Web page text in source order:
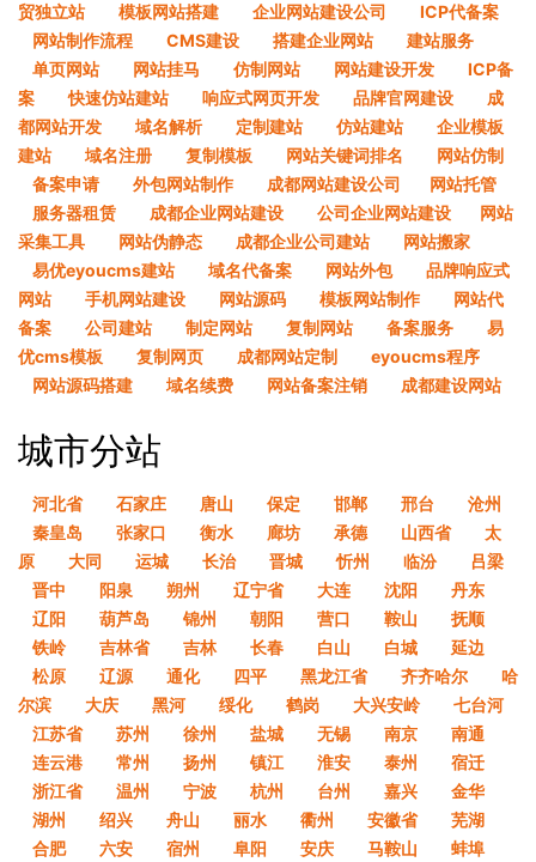
贸独立站
模板网站搭建 企业网站建设公司
ICP代备案
网站制作流程
CMS建设 搭建企业网站
建站服务
单页网站
网站挂马 仿制网站 网站建设开发
ICP备
案
快速仿站建站 响应式网页开发 品牌官网建设
成
都网站开发
域名解析 定制建站 仿站建站
企业模板
建站
域名注册 复制模板 网站关键词排名
网站仿制
备案申请
外包网站制作 成都网站建设公司​
网站托管
服务器租赁
成都企业网站建设 公司企业网站建设​
网站
采集工具
网站伪静态 成都企业公司建站
网站搬家
易优eyoucms建站
域名代备案 网站外包
品牌响应式
网站
手机网站建设 网站源码 模板网站制作
网站代
备案
公司建站 制定网站 复制网站 备案服务
易
优cms模板
复制网页 成都网站定制
eyoucms程序
网站源码搭建
域名续费 网站备案注销 成都建设网站
城市分站
河北省 石家庄 唐山 保定 邯郸 邢台
沧州
秦皇岛
张家口 衡水 廊坊 承德 山西省
太
原
大同 运城 长治 晋城 忻州 临汾
吕梁
晋中
阳泉 朔州 辽宁省 大连 沈阳
丹东
辽阳
葫芦岛 锦州 朝阳 营口 鞍山
抚顺
铁岭
吉林省 吉林 长春 白山 白城
延边
松原
辽源 通化 四平 黑龙江省 齐齐哈尔
哈
尔滨
大庆 黑河 绥化 鹤岗 大兴安岭
七台河
江苏省
苏州 徐州 盐城 无锡 南京
南通
连云港
常州 扬州 镇江 淮安 泰州
宿迁
浙江省
温州 宁波 杭州 台州 嘉兴
金华
湖州
绍兴 舟山 丽水 衢州 安徽省
芜湖
合肥
六安 宿州 阜阳 安庆 马鞍山
蚌埠